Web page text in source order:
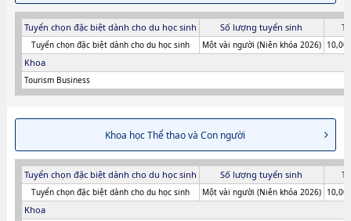
Tuyển chọn đặc biệt dành cho du học sinh Số lượng tuyển sinh
Tuyển chọn đặc biệt dành cho du học sinh Một vài người (Niên khóa 2026)
Khoa
Tourism Business
Khoa học Thể thao và Con người
Tuyển chọn đặc biệt dành cho du học sinh Số lượng tuyển sinh
Tuyển chọn đặc biệt dành cho du học sinh Một vài người (Niên khóa 2026)
Khoa